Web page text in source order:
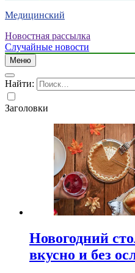
Медицинский
Новостная рассылка
Случайные новости
Меню
Найти:
Заголовки
Новогодний
вкусно и без